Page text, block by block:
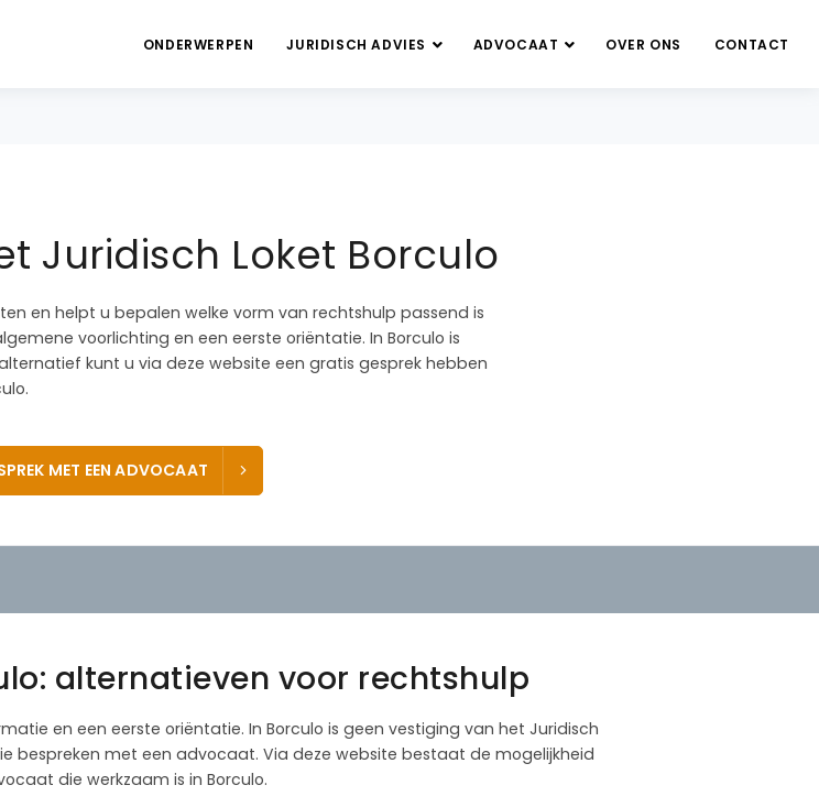
ONDERWERPEN JURIDISCH ADVIES ADVOCAAT OVER ONS CONTACT
Juridisch Loket Borculo
en helpt u bepalen welke vorm van rechtshulp passend is
voorlichting en een eerste oriëntatie. In Borculo is
kunt u via deze website een gratis gesprek hebben
MET EEN ADVOCAAT
alternatieven voor rechtshulp
en een eerste oriëntatie. In Borculo is geen vestiging van het Juridisch
bespreken met een advocaat. Via deze website bestaat de mogelijkheid
die werkzaam is in Borculo.